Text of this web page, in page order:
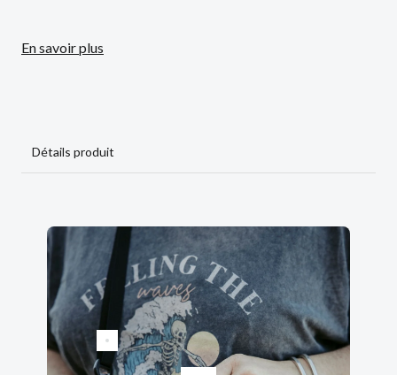
Disponible dans de nombreux coloris.
En savoir plus
Détails produit